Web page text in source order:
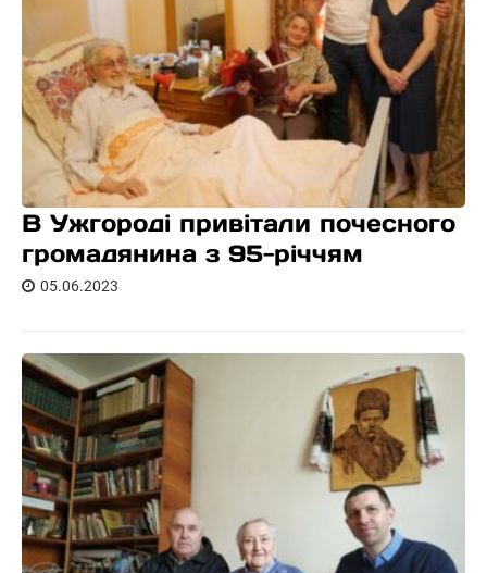
В Ужгороді привітали почесного
громадянина з 95-річчям
05.06.2023